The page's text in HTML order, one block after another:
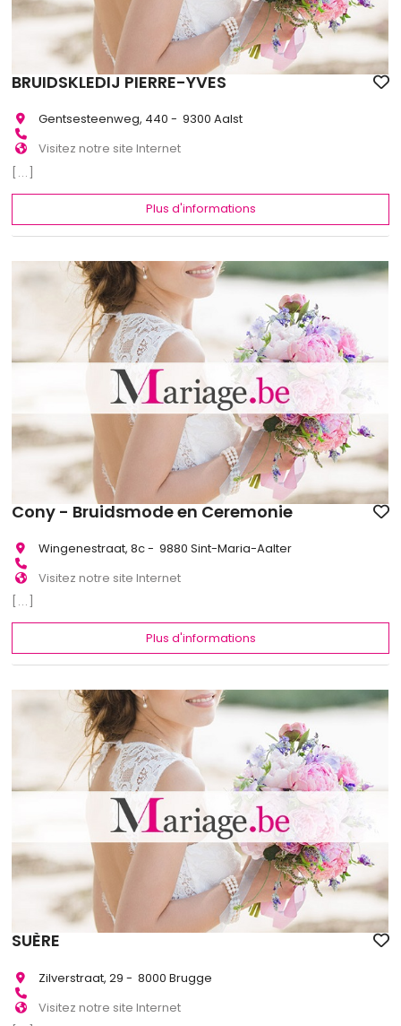
BRUIDSKLEDIJ PIERRE-YVES
Gentsesteenweg, 440 - 9300 Aalst
Visitez notre site Internet
[...]
Plus d'informations
Cony - Bruidsmode en Ceremonie
Wingenestraat, 8c - 9880 Sint-Maria-Aalter
Visitez notre site Internet
[...]
Plus d'informations
SUÈRE
Zilverstraat, 29 - 8000 Brugge
Visitez notre site Internet